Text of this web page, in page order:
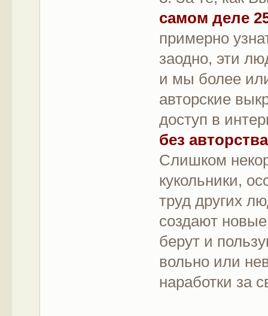
самом деле
примерно
заодно, эти
и мы более
авторские
доступ в
без
Слишком
кукольники,
труд других
создают
берут и
вольно или
наработки за